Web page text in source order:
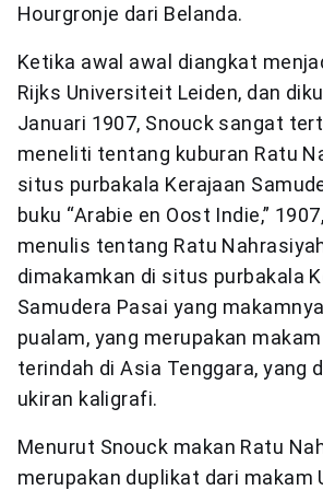
Hourgronje dari Belanda.
Ketika awal awal diangkat
Rijks Universiteit Leiden, dan
Januari 1907, Snouck sangat
meneliti tentang kuburan Ratu
situs purbakala Kerajaan
buku “Arabie en Oost Indie,”
menulis tentang Ratu
dimakamkan di situs purbakala
Samudera Pasai yang
pualam, yang merupakan
terindah di Asia Tenggara, yang
ukiran kaligrafi.
Menurut Snouck makan Ratu
merupakan duplikat dari makam